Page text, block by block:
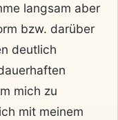
langsam aber
bzw. darüber
deutlich
mich zu
mit meinem